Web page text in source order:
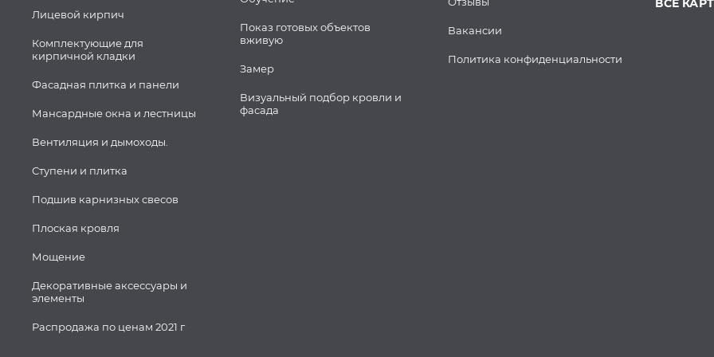
Лицевой кирпич
Комплектующие для
кирпичной кладки
Фасадная плитка и панели
Мансардные окна и лестницы
Вентиляция и дымоходы.
Ступени и плитка
Подшив карнизных свесов
Плоская кровля
Мощение
Декоративные аксессуары и
элементы
Распродажа по ценам 2021 г
Показ готовых объектов
вживую
Замер
Визуальный подбор кровли и
фасада
Вакансии
Политика конфиденциальности
ВСЕ